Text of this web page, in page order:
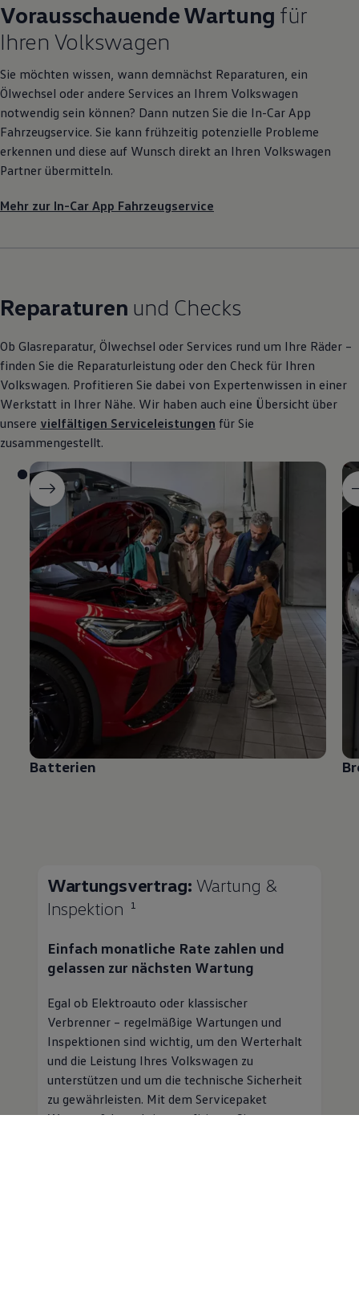
Vorausschauende Wartung für
Ihren Volkswagen
Sie möchten wissen, wann demnächst Reparaturen, ein
Ölwechsel oder andere Services an Ihrem Volkswagen
notwendig sein können? Dann nutzen Sie die In-Car App
Fahrzeugservice. Sie kann frühzeitig potenzielle Probleme
erkennen und diese auf Wunsch direkt an Ihren Volkswagen
Partner übermitteln.
Mehr zur In-Car App Fahrzeugservice
Reparaturen und Checks
Ob Glasreparatur, Ölwechsel oder Services rund um Ihre Räder –
finden Sie die Reparaturleistung oder den Check für Ihren
Volkswagen. Profitieren Sie dabei von Expertenwissen in einer
Werkstatt in Ihrer Nähe. Wir haben auch eine Übersicht über
unsere vielfältigen Serviceleistungen für Sie
zusammengestellt.
Batterien
Wartungsvertrag: Wartung &
Inspektion
1
Einfach monatliche Rate zahlen und
gelassen zur nächsten Wartung
Egal ob Elektroauto oder klassischer
Verbrenner – regelmäßige Wartungen und
Inspektionen sind wichtig, um den Werterhalt
und die Leistung Ihres Volkswagen zu
unterstützen und um die technische Sicherheit
zu gewährleisten. Mit dem Servicepaket
Wartung & Inspektion profitieren Sie von